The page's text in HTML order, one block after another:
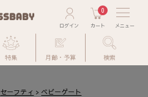
0
特集 月齢・予算 検索
セーフティ
ベビーゲート